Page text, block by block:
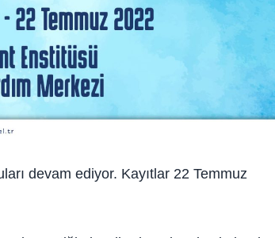
devam ediyor. Kayıtlar 22 Temmuz